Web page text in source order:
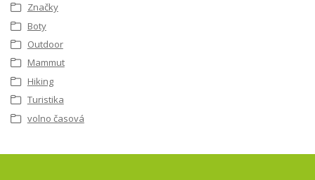
Značky
Boty
Outdoor
Mammut
Hiking
Turistika
volno časová